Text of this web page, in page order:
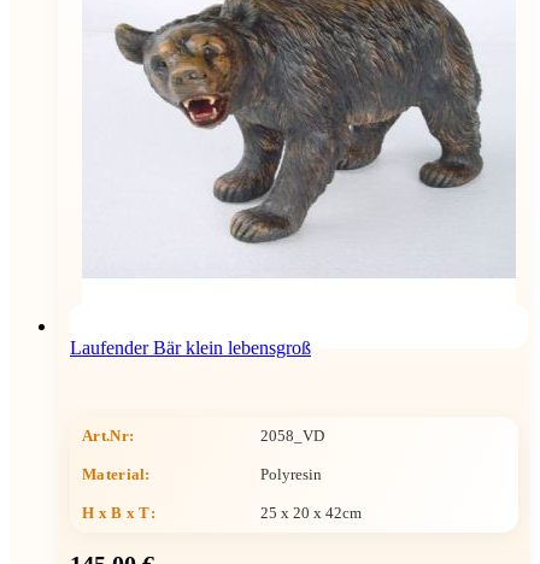
Laufender Bär klein lebensgroß
Art.Nr: 2058_VD
Material: Polyresin
H x B x T: 25 x 20 x 42cm